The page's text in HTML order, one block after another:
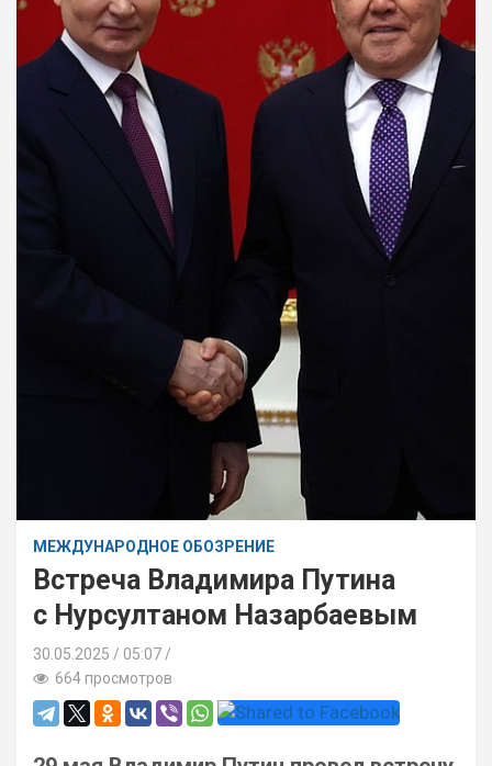
МЕЖДУНАРОДНОЕ ОБОЗРЕНИЕ
Встреча Владимира Путина
с Нурсултаном Назарбаевым
30.05.2025
05:07 /
664 просмотров